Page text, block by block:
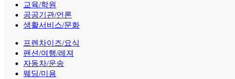
교육/학원
공공기관/언론
생활서비스/문화
프렌차이즈/요식
팬션/여행/레져
자동차/운송
웨딩/미용